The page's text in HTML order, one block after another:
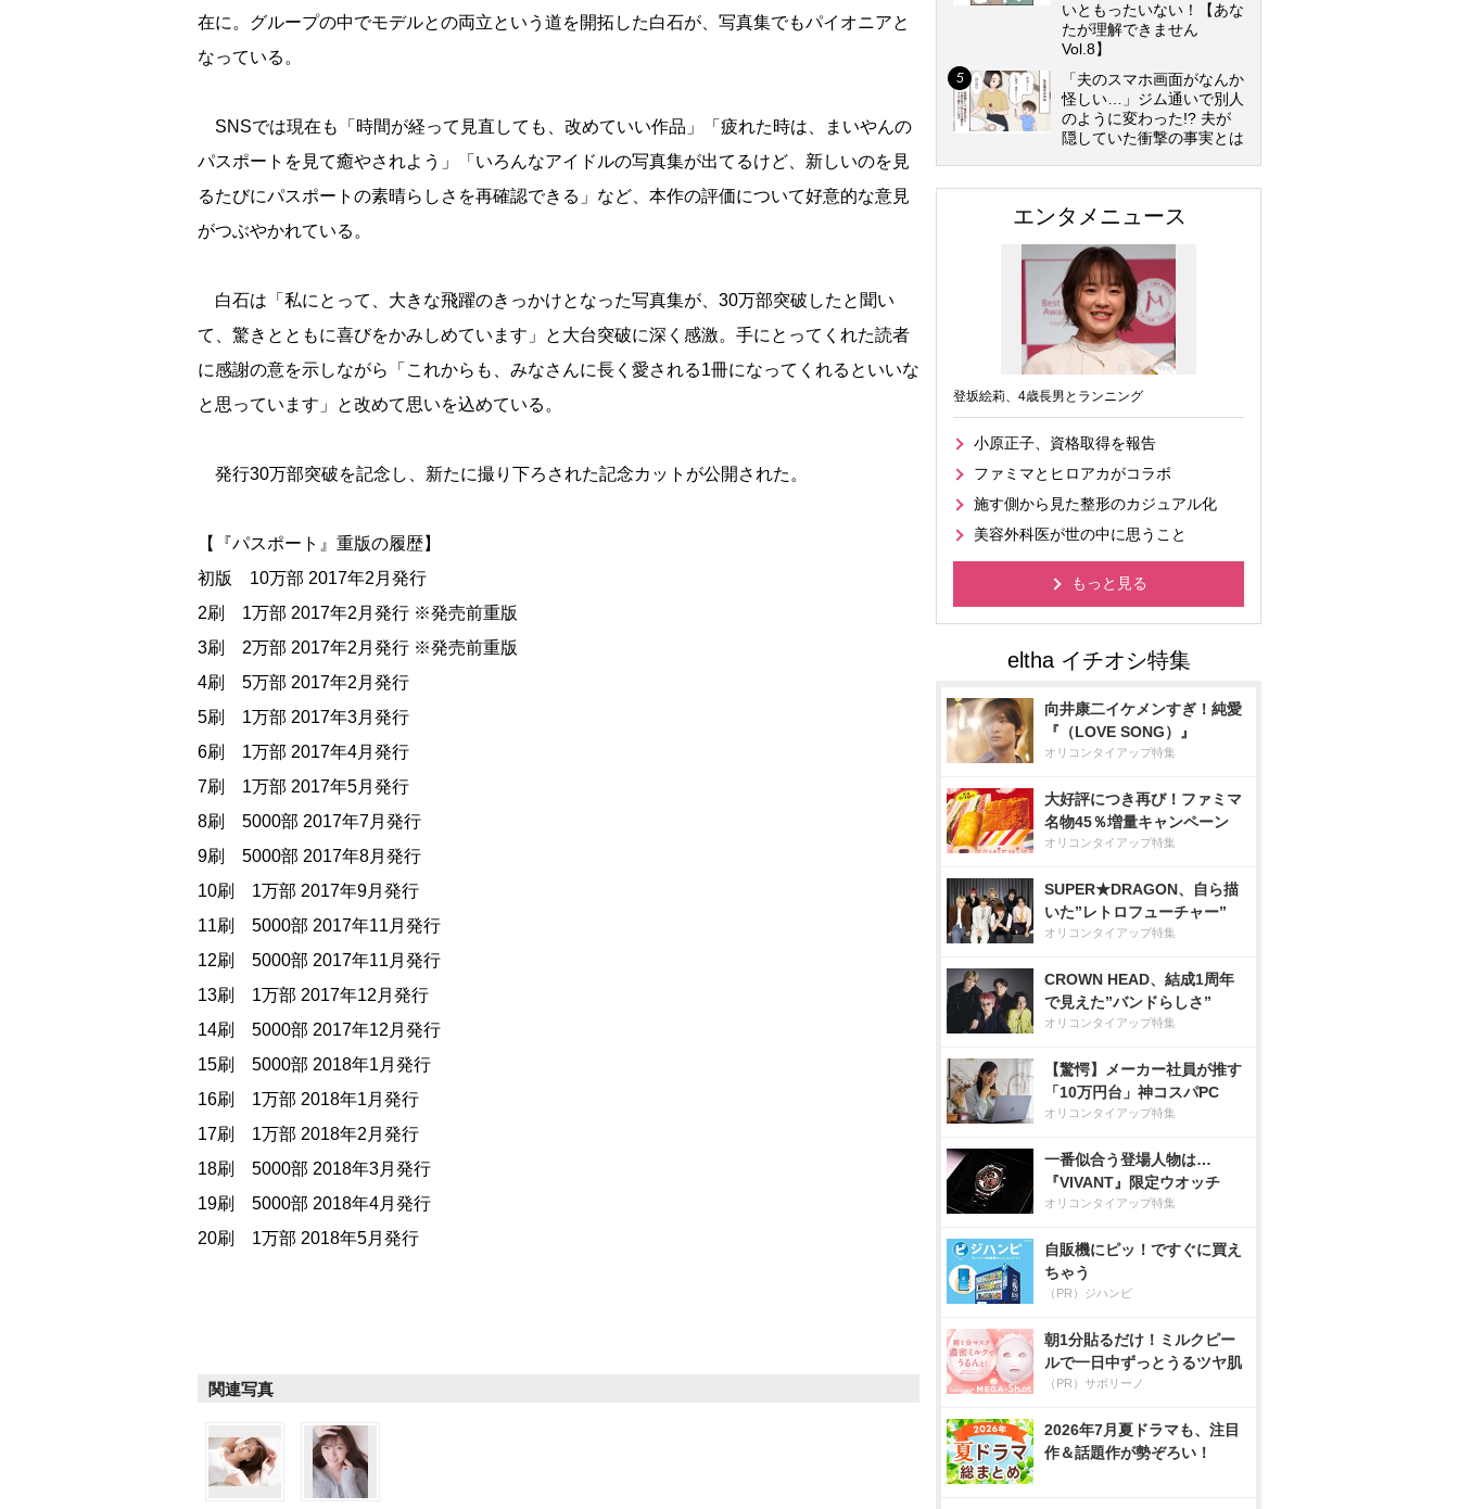
在に。グループの中でモデルとの両立という道を開拓した白石が、写真集でもパイオニアと
なっている。
SNSでは現在も「時間が経って見直しても、改めていい作品」「疲れた時は、まいやんの
パスポートを見て癒やされよう」「いろんなアイドルの写真集が出てるけど、新しいのを見
るたびにパスポートの素晴らしさを再確認できる」など、本作の評価について好意的な意見
がつぶやかれている。
白石は「私にとって、大きな飛躍のきっかけとなった写真集が、30万部突破したと聞い
て、驚きとともに喜びをかみしめています」と大台突破に深く感激。手にとってくれた読者
に感謝の意を示しながら「これからも、みなさんに長く愛される1冊になってくれるといいな
と思っています」と改めて思いを込めている。
発行30万部突破を記念し、新たに撮り下ろされた記念カットが公開された。
【『パスポート』重版の履歴】
初版 10万部 2017年2月発行
2刷 1万部 2017年2月発行 ※発売前重版
3刷 2万部 2017年2月発行 ※発売前重版
4刷 5万部 2017年2月発行
5刷 1万部 2017年3月発行
6刷 1万部 2017年4月発行
7刷 1万部 2017年5月発行
8刷 5000部 2017年7月発行
9刷 5000部 2017年8月発行
10刷 1万部 2017年9月発行
11刷 5000部 2017年11月発行
12刷 5000部 2017年11月発行
13刷 1万部 2017年12月発行
14刷 5000部 2017年12月発行
15刷 5000部 2018年1月発行
16刷 1万部 2018年1月発行
17刷 1万部 2018年2月発行
18刷 5000部 2018年3月発行
19刷 5000部 2018年4月発行
20刷 1万部 2018年5月発行
関連写真
いともったいない！【あな
たが理解できません
Vol.8】
「夫のスマホ画面がなんか
怪しい…」ジム通いで別人
のように変わった!? 夫が
隠していた衝撃の事実とは
エンタメニュース
登坂絵莉、4歳長男とランニング
小原正子、資格取得を報告
ファミマとヒロアカがコラボ
施す側から見た整形のカジュアル化
美容外科医が世の中に思うこと
もっと見る
向井康二イケメンすぎ！純愛
『（LOVE SONG）』
オリコンタイアップ特集
大好評につき再び！ファミマ
名物45％増量キャンペーン
オリコンタイアップ特集
SUPER★DRAGON、自ら描
いた”レトロフューチャー”
オリコンタイアップ特集
CROWN HEAD、結成1周年
で見えた”バンドらしさ”
オリコンタイアップ特集
【驚愕】メーカー社員が推す
「10万円台」神コスパPC
オリコンタイアップ特集
一番似合う登場人物は…
『VIVANT』限定ウオッチ
オリコンタイアップ特集
自販機にピッ！ですぐに買え
ちゃう
（PR）ジハンピ
朝1分貼るだけ！ミルクピー
ルで一日中ずっとうるツヤ肌
（PR）サボリーノ
2026年7月夏ドラマも、注目
作＆話題作が勢ぞろい！